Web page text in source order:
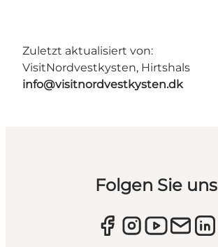
Zuletzt aktualisiert von:
VisitNordvestkysten, Hirtshals
info@visitnordvestkysten.dk
Folgen Sie uns